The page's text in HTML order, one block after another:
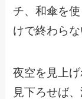
チ、和傘を
けで終わら
夜空を見上げ
見下ろせば